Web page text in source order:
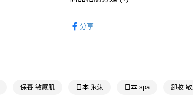
１．於結帳方式選擇「AFTEE先享後付」後
先享後付繳納相關費用。
每筆NT$65，滿NT$390(含以上)免運費
每筆NT$65，滿NT$490(含以上)免運費
煥新
分享
保養 敏感肌 日本 泡沫 日本 spa 卸妝